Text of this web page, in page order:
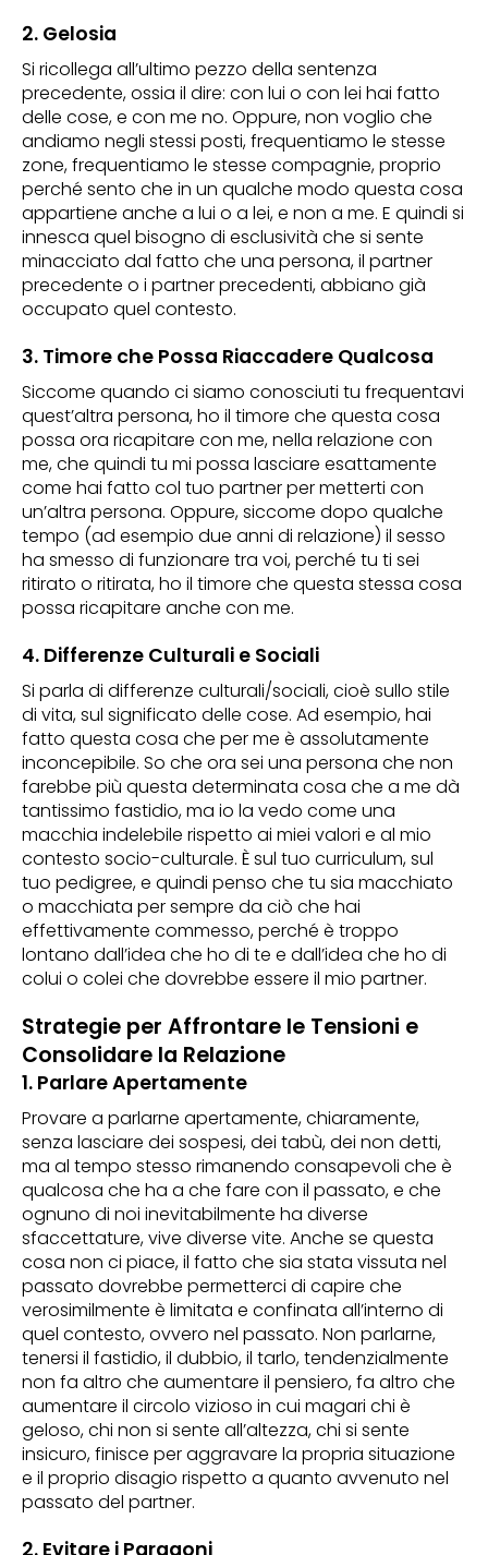
2. Gelosia
Si ricollega all’ultimo pezzo della sentenza
precedente, ossia il dire: con lui o con lei hai fatto
delle cose, e con me no. Oppure, non voglio che
andiamo negli stessi posti, frequentiamo le stesse
zone, frequentiamo le stesse compagnie, proprio
perché sento che in un qualche modo questa cosa
appartiene anche a lui o a lei, e non a me. E quindi si
innesca quel bisogno di esclusività che si sente
minacciato dal fatto che una persona, il partner
precedente o i partner precedenti, abbiano già
occupato quel contesto.
3. Timore che Possa Riaccadere Qualcosa
Siccome quando ci siamo conosciuti tu frequentavi
quest’altra persona, ho il timore che questa cosa
possa ora ricapitare con me, nella relazione con
me, che quindi tu mi possa lasciare esattamente
come hai fatto col tuo partner per metterti con
un’altra persona. Oppure, siccome dopo qualche
tempo (ad esempio due anni di relazione) il sesso
ha smesso di funzionare tra voi, perché tu ti sei
ritirato o ritirata, ho il timore che questa stessa cosa
possa ricapitare anche con me.
4. Differenze Culturali e Sociali
Si parla di differenze culturali/sociali, cioè sullo stile
di vita, sul significato delle cose. Ad esempio, hai
fatto questa cosa che per me è assolutamente
inconcepibile. So che ora sei una persona che non
farebbe più questa determinata cosa che a me dà
tantissimo fastidio, ma io la vedo come una
macchia indelebile rispetto ai miei valori e al mio
contesto socio-culturale. È sul tuo curriculum, sul
tuo pedigree, e quindi penso che tu sia macchiato
o macchiata per sempre da ciò che hai
effettivamente commesso, perché è troppo
lontano dall’idea che ho di te e dall’idea che ho di
colui o colei che dovrebbe essere il mio partner.
Strategie per Affrontare le Tensioni e
Consolidare la Relazione
1. Parlare Apertamente
Provare a parlarne apertamente, chiaramente,
senza lasciare dei sospesi, dei tabù, dei non detti,
ma al tempo stesso rimanendo consapevoli che è
qualcosa che ha a che fare con il passato, e che
ognuno di noi inevitabilmente ha diverse
sfaccettature, vive diverse vite. Anche se questa
cosa non ci piace, il fatto che sia stata vissuta nel
passato dovrebbe permetterci di capire che
verosimilmente è limitata e confinata all’interno di
quel contesto, ovvero nel passato. Non parlarne,
tenersi il fastidio, il dubbio, il tarlo, tendenzialmente
non fa altro che aumentare il pensiero, fa altro che
aumentare il circolo vizioso in cui magari chi è
geloso, chi non si sente all’altezza, chi si sente
insicuro, finisce per aggravare la propria situazione
e il proprio disagio rispetto a quanto avvenuto nel
passato del partner.
2. Evitare i Paragoni